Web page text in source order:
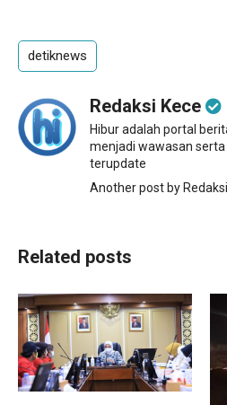
detiknews
Redaksi Kece
Hibur adalah portal
menjadi wawasan
terupdate
Another post by
Related posts